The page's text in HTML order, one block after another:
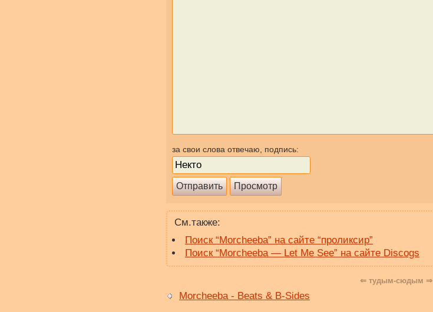
за свои слова отвечаю, подпись:
См.также:
Поиск “Morcheeba” на сайте “проликсир”
Поиск “Morcheeba — Let Me See” на сайте Discogs
⇐ тудым-сюдым ⇒
Morcheeba - Beats & B-Sides